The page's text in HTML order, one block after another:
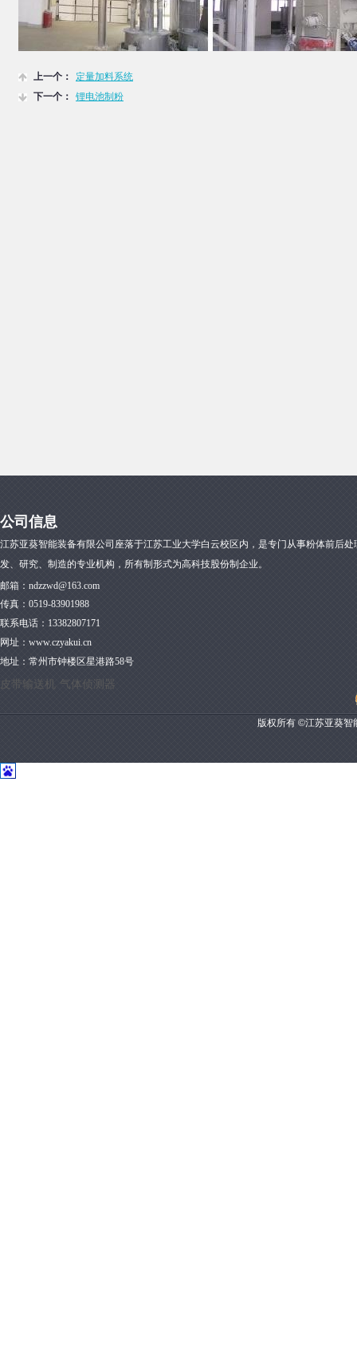
上一个：
定量加料系统
下一个：
锂电池制粉
皮带输送机 气体侦测器
版权所有 ©江苏亚葵智
邮箱： ndzzwd@163.com
传真： 0519-83901988
联系电话：13382807171
网址： www.czyakui.cn
地址： 常州市钟楼区星港路58号
江苏亚葵智能装备有限公司座落于江苏工业大学白云校区内，是专门从事粉体前后处
发、研究、制造的专业机构，所有制形式为高科技股份制企业。
公司信息